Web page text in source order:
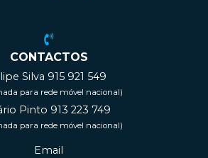
CONTACTOS
Silva 915 921 549
para rede móvel nacional)
Pinto 913 223 749
para rede móvel nacional)
Email